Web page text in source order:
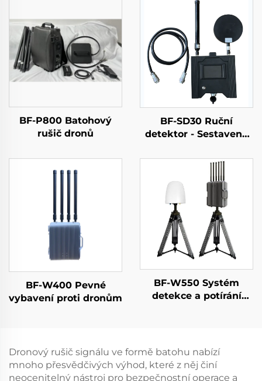
BF-P800 Batohový
rušič dronů
BF-SD30 Ruční
detektor - Sestavená
BF-W400 Pevné
vybavení proti dronům
BF-W550 Systém
detekce a potírání
Dronový rušič signálu ve formě batohu nabízí
mnoho přesvědčivých výhod, které z něj činí
neocenitelný nástroj pro bezpečnostní operace a